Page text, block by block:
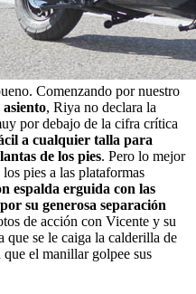
Comenzando por nuestro
, Riya no declara la
por debajo de la cifra crítica
a cualquier talla para
de los pies. Pero lo mejor
pies a las plataformas
espalda erguida con las
su generosa separación
de acción con Vicente y su
que se le caiga la calderilla de
el manillar golpee sus